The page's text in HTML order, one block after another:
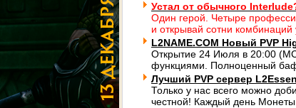
Устал от обычного
Один герой. Четыре
и открывай сотни комбинаций
L2NAME.COM Новый PVP
Открытие 24 Июля в 20:00
функциями. Полноценный
Лучший PVP сервер
Только у нас всего можно
честной! Каждый день